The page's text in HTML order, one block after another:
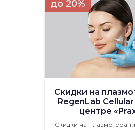
до 20%
Скидки на
RegenLab
центре
Скидки на